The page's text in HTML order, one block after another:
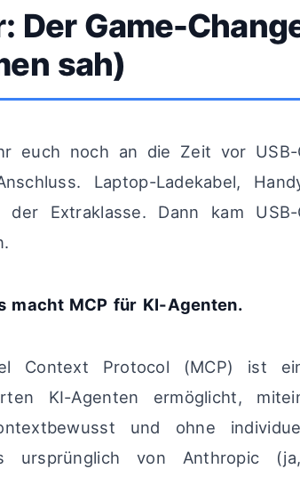
Der Game-
sah)
euch noch an die Zeit vor
Laptop-Ladekabel,
der Extraklasse. Dann kam
macht MCP für KI-Agenten.
Context Protocol (MCP) ist
KI-Agenten ermöglicht,
und ohne
ursprünglich von Anthropic